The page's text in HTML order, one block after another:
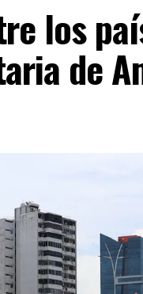
los
de